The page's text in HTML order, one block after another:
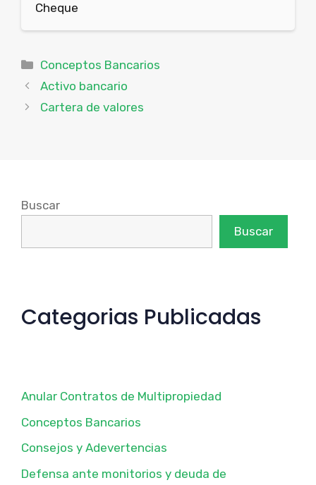
Cheque
Categorías
Conceptos Bancarios
Activo bancario
Cartera de valores
Buscar
Buscar
Categorias Publicadas
Anular Contratos de Multipropiedad
Conceptos Bancarios
Consejos y Adevertencias
Defensa ante monitorios y deuda de